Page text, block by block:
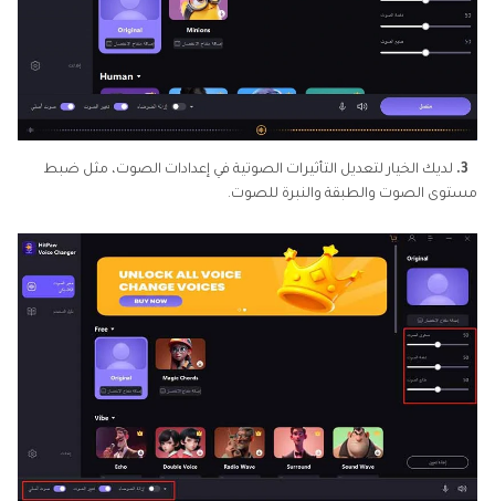
3. لديك الخيار لتعديل التأثيرات الصوتية في إعدادات الصوت، مثل ضبط
مستوى الصوت والطبقة والنبرة للصوت.